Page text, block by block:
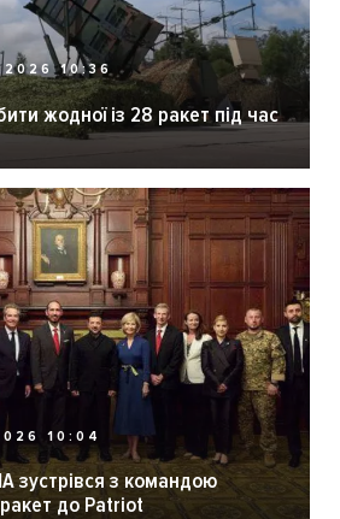
10:36
жодної із 28 ракет під час
10:04
зустрівся з командою
до Patriot